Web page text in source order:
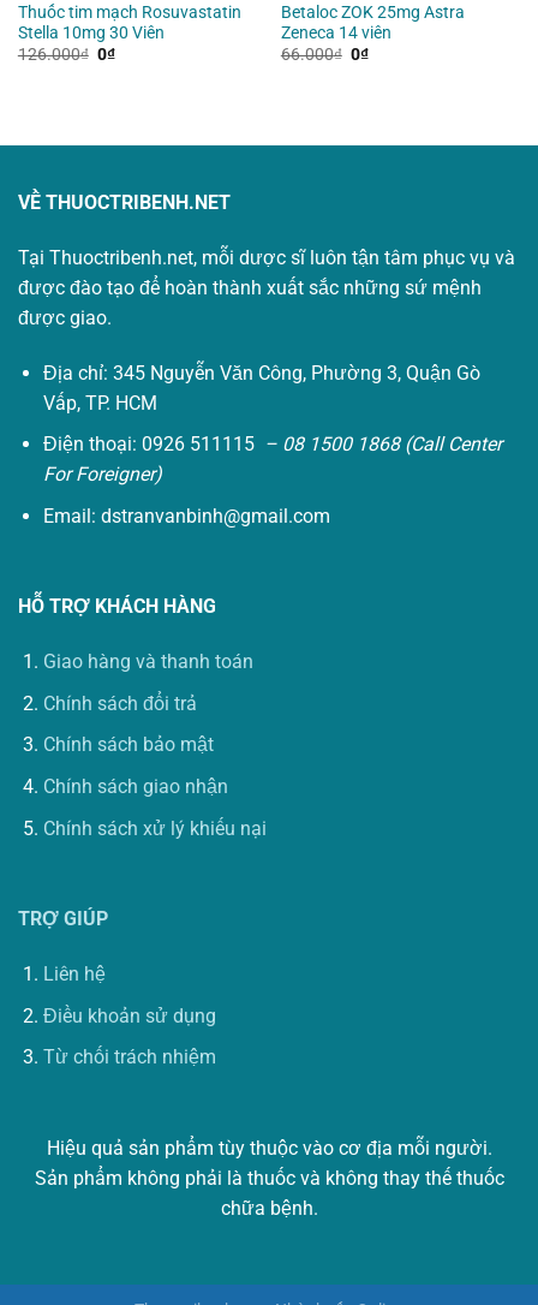
Thuốc tim mạch Rosuvastatin
Stella 10mg 30 Viên
126.000₫ Giá
0₫Giá
Betaloc ZOK 25mg Astra
Zeneca 14 viên
66.000₫ Giá
0₫Giá
VỀ THUOCTRIBENH.NET
Tại Thuoctribenh.net, mỗi dược sĩ luôn tận tâm phục vụ và
được đào tạo để hoàn thành xuất sắc những sứ mệnh
được giao.
Địa chỉ: 345 Nguyễn Văn Công, Phường 3, Quận Gò
Vấp, TP. HCM
Điện thoại: 0926 511115 – 08 1500 1868 (Call Center
For Foreigner)
Email: dstranvanbinh@gmail.com
HỖ TRỢ KHÁCH HÀNG
Giao hàng và thanh toán
Chính sách đổi trả
Chính sách bảo mật
Chính sách giao nhận
Chính sách xử lý khiếu nại
TRỢ GIÚP
Liên hệ
Điều khoản sử dụng
Từ chối trách nhiệm
Hiệu quả sản phẩm tùy thuộc vào cơ địa mỗi người.
Sản phẩm không phải là thuốc và không thay thế thuốc
chữa bệnh.